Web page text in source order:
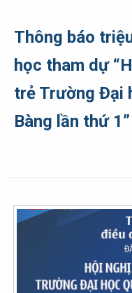
Thông báo
học tham dự
trẻ Trường Đại
Bàng lần thứ 1”